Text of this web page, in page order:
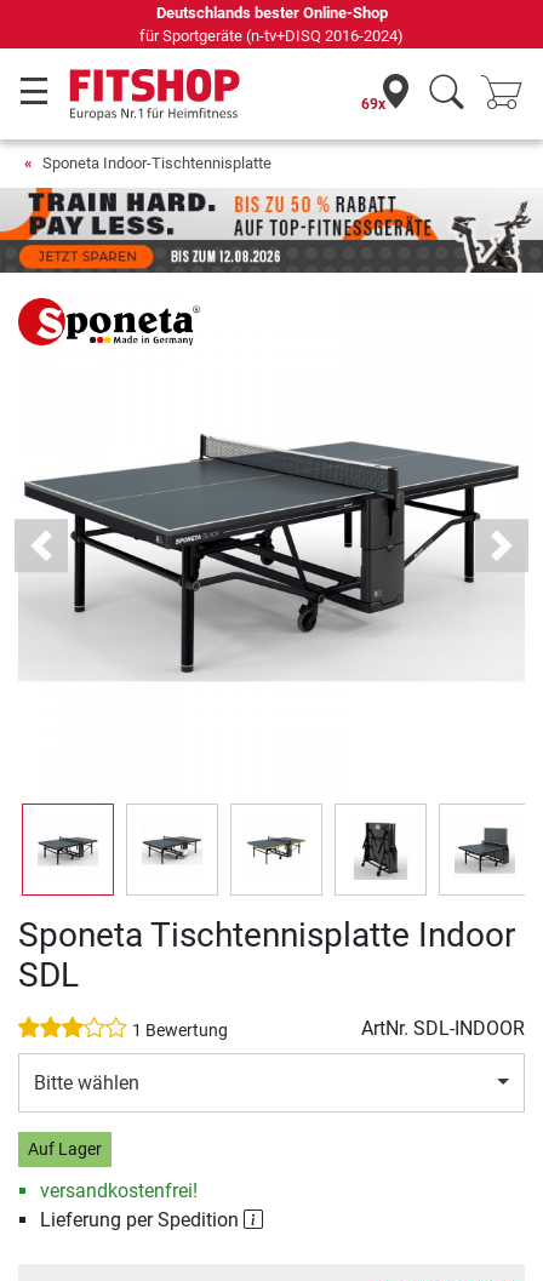
Seit 42 Jahren Ihr Experte für Heimfitness
69x
Sponeta Indoor-Tischtennisplatte
Previous Next
Sponeta Tischtennisplatte Indoor
SDL
1 Bewertung ArtNr. SDL-INDOOR
Bitte wählen
Auf Lager
versandkostenfrei!
Lieferung per Spedition